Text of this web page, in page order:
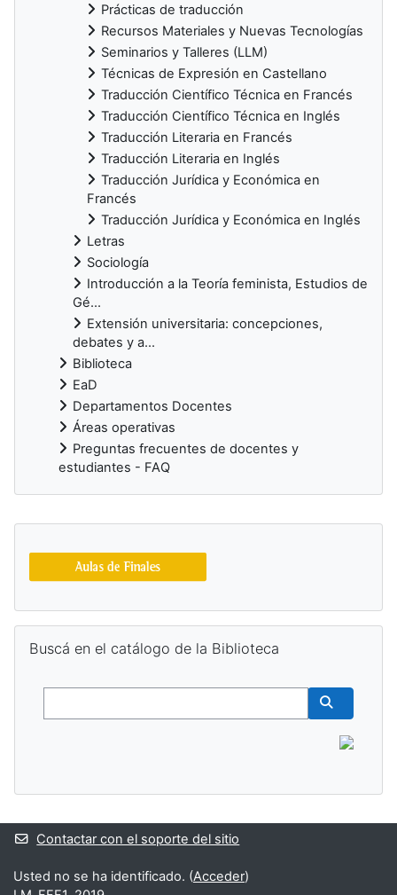
Prácticas de traducción
Recursos Materiales y Nuevas Tecnologías
Seminarios y Talleres (LLM)
Técnicas de Expresión en Castellano
Traducción Científico Técnica en Francés
Traducción Científico Técnica en Inglés
Traducción Literaria en Francés
Traducción Literaria en Inglés
Traducción Jurídica y Económica en
Francés
Traducción Jurídica y Económica en Inglés
Letras
Sociología
Introducción a la Teoría feminista, Estudios de
Gé...
Extensión universitaria: concepciones,
debates y a...
Biblioteca
EaD
Departamentos Docentes
Áreas operativas
Preguntas frecuentes de docentes y
estudiantes - FAQ
Bloques suplementarios
Buscá en el catálogo de la Biblioteca
Buscar
Contactar con el soporte del sitio
Usted no se ha identificado. (Acceder)